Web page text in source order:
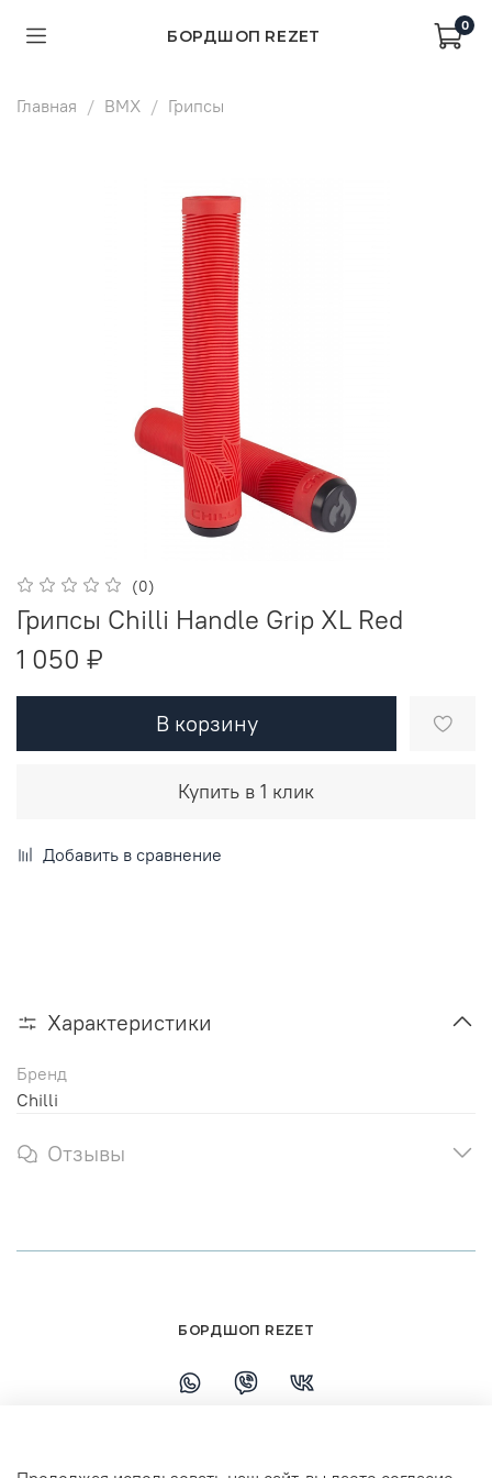
БОРДШОП REZET
0
Главная BMX Грипсы
(0)
Грипсы Chilli Handle Grip XL Red
1 050 ₽
В корзину
Купить в 1 клик
Добавить в сравнение
Характеристики
Бренд
Chilli
Отзывы
БОРДШОП REZET